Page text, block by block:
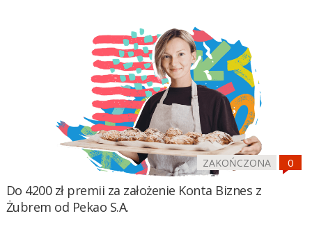
ZAKOŃCZONA
Do 4200 zł premii za założenie Konta Biznes z
Żubrem od Pekao S.A.